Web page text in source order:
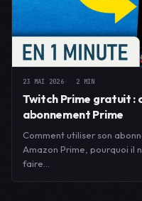
23 MAI 2026 2 MIN
Twitch Prime gratuit :
abonnement Prime
Comment utiliser son
Amazon Prime, pourquoi il
faire…